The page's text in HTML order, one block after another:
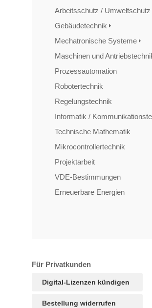
Arbeitsschutz / Umweltschutz
Gebäudetechnik
Mechatronische Systeme
Maschinen und
Prozessautomation
Robotertechnik
Regelungstechnik
Informatik /
Technische Mathematik
Mikrocontrollertechnik
Projektarbeit
VDE-Bestimmungen
Erneuerbare Energien
Für Privatkunden
Digital-Lizenzen kündigen
Bestellung widerrufen